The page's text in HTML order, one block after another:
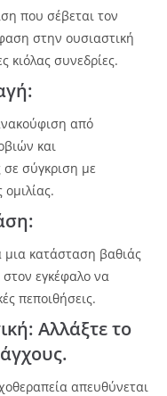
που σέβεται τον
στην ουσιαστική
κιόλας συνεδρίες.
από
και
σύγκριση με
μια κατάσταση βαθιάς
στον εγκέφαλο να
πεποιθήσεις.
Αλλάξτε το
απευθύνεται